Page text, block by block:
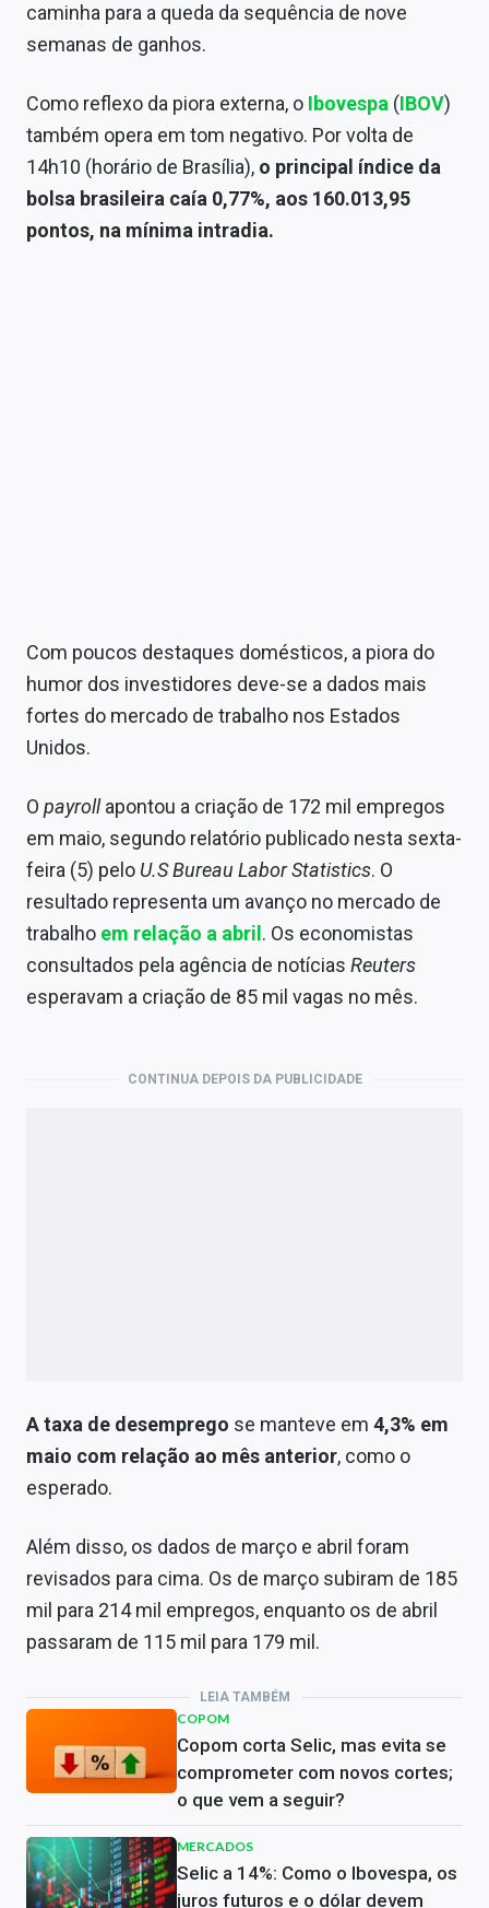
Sobre
Contato
caminha para a queda da sequência de nove
semanas de ganhos.
Como reflexo da piora externa, o Ibovespa (IBOV)
também opera em tom negativo. Por volta de
14h10 (horário de Brasília), o principal índice da
bolsa brasileira caía 0,77%, aos 160.013,95
pontos, na mínima intradia.
Com poucos destaques domésticos, a piora do
humor dos investidores deve-se a dados mais
fortes do mercado de trabalho nos Estados
Unidos.
O payrollapontou a criação de 172 mil empregos
em maio, segundo relatório publicado nesta sexta-
feira (5) pelo U.S Bureau Labor Statistics. O
resultado representa um avanço no mercado de
trabalho em relação a abril . Os economistas
consultados pela agência de notícias Reuters
esperavam a criação de 85 mil vagas no mês.
CONTINUA DEPOIS DA PUBLICIDADE
A taxa de desemprego se manteve em 4,3% em
maio com relação ao mês anterior, como o
esperado.
Além disso, os dados de março e abril foram
revisados para cima. Os de março subiram de 185
mil para 214 mil empregos, enquanto os de abril
passaram de 115 mil para 179 mil.
LEIA TAMBÉM
COPOM
Copom corta Selic, mas evita se
comprometer com novos cortes;
o que vem a seguir?
MERCADOS
Selic a 14%: Como o Ibovespa, os
juros futuros e o dólar devem